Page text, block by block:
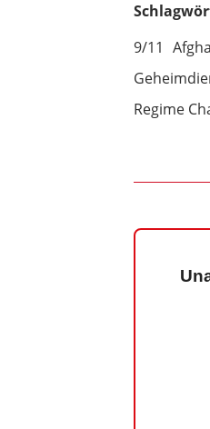
9/11
Regime